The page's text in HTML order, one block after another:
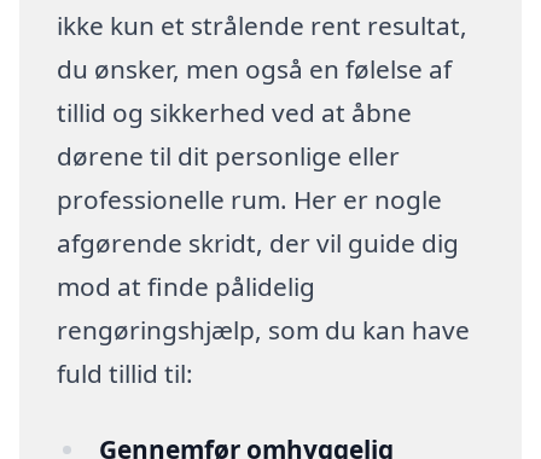
ikke kun et strålende rent resultat,
du ønsker, men også en følelse af
tillid og sikkerhed ved at åbne
dørene til dit personlige eller
professionelle rum. Her er nogle
afgørende skridt, der vil guide dig
mod at finde pålidelig
rengøringshjælp, som du kan have
fuld tillid til:
Gennemfør omhyggelig